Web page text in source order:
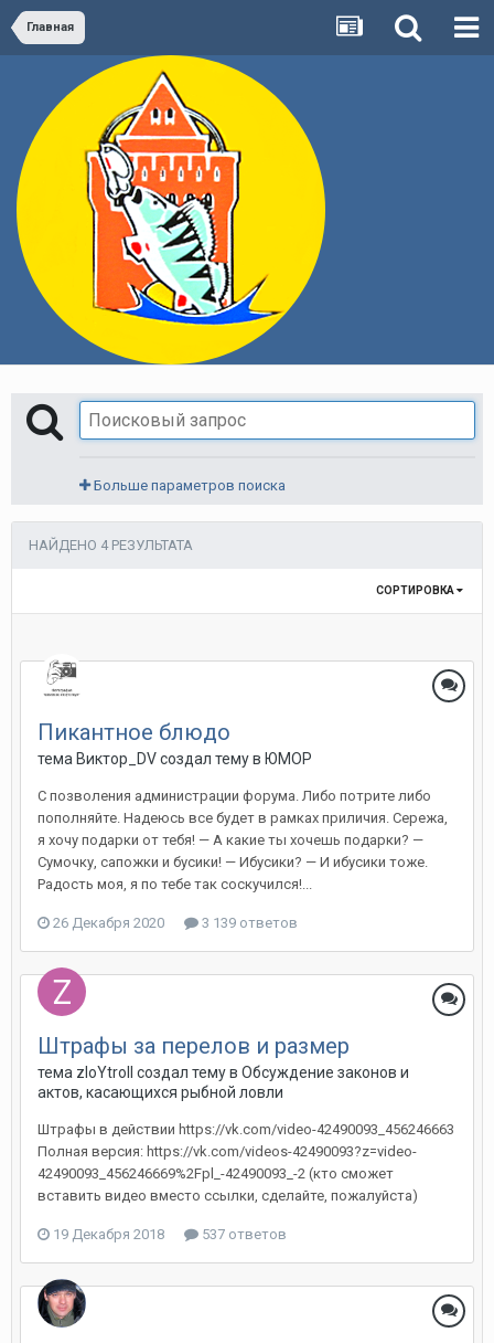
Главная
Больше параметров поиска
НАЙДЕНО 4 РЕЗУЛЬТАТА
СОРТИРОВКА
Пикантное блюдо
тема Виктор_DV создал тему в ЮМОР
С позволения администрации форума. Либо потрите либо
пополняйте. Надеюсь все будет в рамках приличия. Сережа,
я хочу подарки от тебя! — А какие ты хочешь подарки? —
Сумочку, сапожки и бусики! — Ибусики? — И ибусики тоже.
Радость моя, я по тебе так соскучился!...
26 Декабря 2020 3 139 ответов
Штрафы за перелов и размер
тема zloYtroll создал тему в Обсуждение законов и
актов, касающихся рыбной ловли
Штрафы в действии https://vk.com/video-42490093_456246663
Полная версия: https://vk.com/videos-42490093?z=video-
42490093_456246669%2Fpl_-42490093_-2 (кто сможет
вставить видео вместо ссылки, сделайте, пожалуйста)
19 Декабря 2018 537 ответов